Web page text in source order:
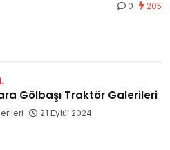
0 205
Gölbaşı Traktör Galerileri
21 Eylül 2024